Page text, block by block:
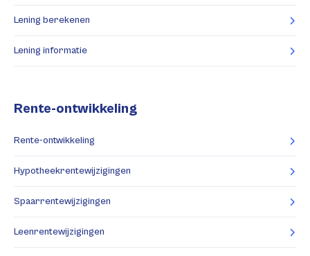
Lening berekenen
Lening informatie
Rente-ontwikkeling
Rente-ontwikkeling
Hypotheekrentewijzigingen
Spaarrentewijzigingen
Leenrentewijzigingen